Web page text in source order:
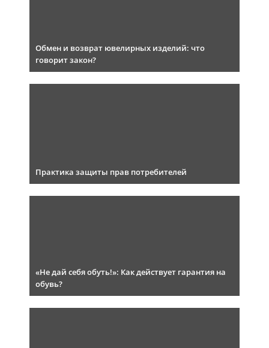
Обмен и возврат ювелирных изделий: что
говорит закон?
Практика защиты прав потребителей
«Не дай себя обуть!»: Как действует гарантия на
обувь?